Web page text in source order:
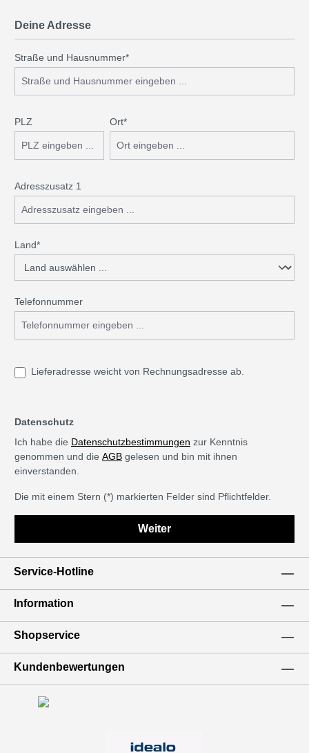
Deine Adresse
Straße und Hausnummer*
PLZ Ort*
Adresszusatz 1
Land*
Telefonnummer
Lieferadresse weicht von Rechnungsadresse ab.
Datenschutz
Ich habe die Datenschutzbestimmungen zur Kenntnis
genommen und die AGB gelesen und bin mit ihnen
einverstanden.
Die mit einem Stern (*) markierten Felder sind Pflichtfelder.
Weiter
Service-Hotline
Information
Shopservice
Kundenbewertungen